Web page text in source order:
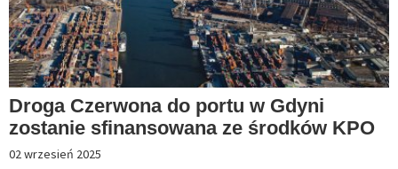
Droga Czerwona do portu w Gdyni
zostanie sfinansowana ze środków KPO
02 wrzesień 2025